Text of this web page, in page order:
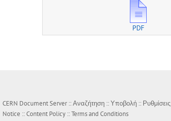
PDF
CERN Document Server ::Αναζήτηση ::Υποβολή :: Ρυθμίσεις
Notice ::Content Policy ::Terms and Conditions